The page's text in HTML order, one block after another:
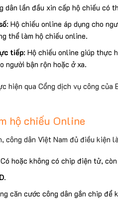
dân lần đầu xin cấp hộ chiếu có
: Hộ chiếu online áp dụng cho
thể làm hộ chiếu online.
tiếp: Hộ chiếu online giúp thực
người bận rộn hoặc ở xa.
hiện qua Cổng dịch vụ công
hộ chiếu Online
công dân Việt Nam đủ điều kiện
hoặc không có chip điện tử,
.
căn cước công dân gắn chip để